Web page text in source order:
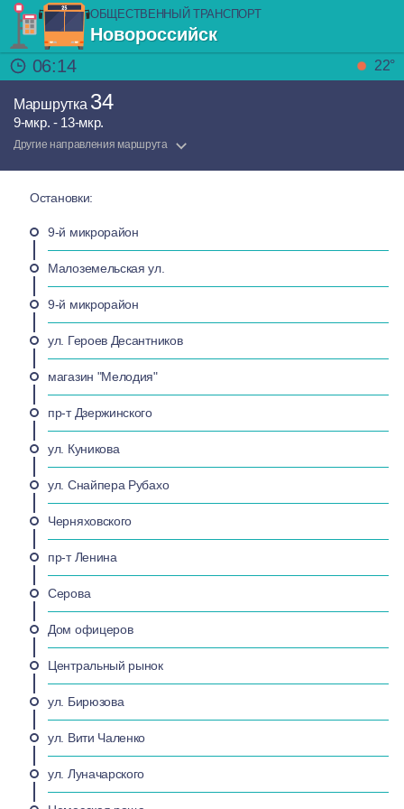
ОБЩЕСТВЕННЫЙ ТРАНСПОРТ
Новороссийск
06:14
22°
Маршрутка 34
9-мкр. - 13-мкр.
Другие направления маршрута
Остановки:
9-й микрорайон
Малоземельская ул.
9-й микрорайон
ул. Героев Десантников
магазин "Мелодия"
пр-т Дзержинского
ул. Куникова
ул. Снайпера Рубахо
Черняховского
пр-т Ленина
Серова
Дом офицеров
Центральный рынок
ул. Бирюзова
ул. Вити Чаленко
ул. Луначарского